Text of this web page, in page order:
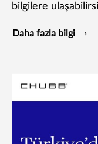
bilgilere
Daha fazla bilgi